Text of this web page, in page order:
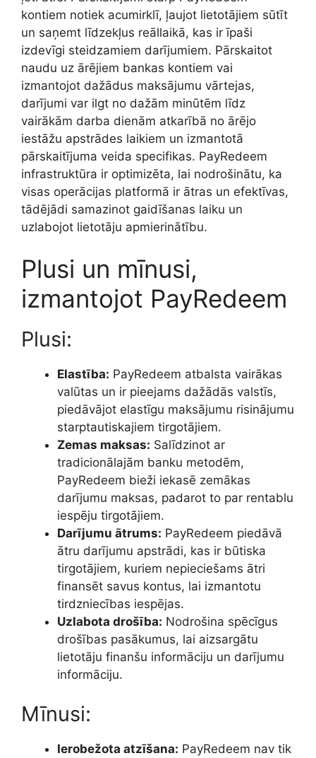
kontiem notiek acumirklī, ļaujot lietotājiem sūtīt
un saņemt līdzekļus reāllaikā, kas ir īpaši
izdevīgi steidzamiem darījumiem. Pārskaitot
naudu uz ārējiem bankas kontiem vai
izmantojot dažādus maksājumu vārtejas,
darījumi var ilgt no dažām minūtēm līdz
vairākām darba dienām atkarībā no ārējo
iestāžu apstrādes laikiem un izmantotā
pārskaitījuma veida specifikas. PayRedeem
infrastruktūra ir optimizēta, lai nodrošinātu, ka
visas operācijas platformā ir ātras un efektīvas,
tādējādi samazinot gaidīšanas laiku un
uzlabojot lietotāju apmierinātību.
Plusi un mīnusi,
izmantojot PayRedeem
Plusi:
Elastība: PayRedeem atbalsta vairākas
valūtas un ir pieejams dažādās valstīs,
piedāvājot elastīgu maksājumu risinājumu
starptautiskajiem tirgotājiem.
Zemas maksas: Salīdzinot ar
tradicionālajām banku metodēm,
PayRedeem bieži iekasē zemākas
darījumu maksas, padarot to par rentablu
iespēju tirgotājiem.
Darījumu ātrums: PayRedeem piedāvā
ātru darījumu apstrādi, kas ir būtiska
tirgotājiem, kuriem nepieciešams ātri
finansēt savus kontus, lai izmantotu
tirdzniecības iespējas.
Uzlabota drošība: Nodrošina spēcīgus
drošības pasākumus, lai aizsargātu
lietotāju finanšu informāciju un darījumu
informāciju.
Mīnusi:
Ierobežota atzīšana: PayRedeem nav tik